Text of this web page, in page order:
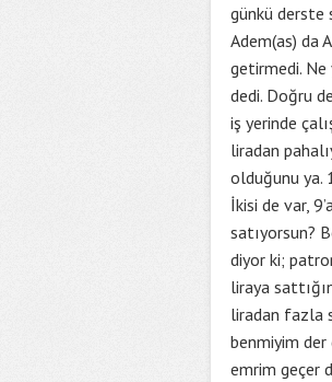
günkü derste
Adem(as) da
getirmedi. Ne
dedi. Doğru
iş yerinde
liradan
olduğunu ya.
İkisi de var,
satıyorsun?
diyor ki;
liraya
liradan fazla
benmiyim der
emrim geçer